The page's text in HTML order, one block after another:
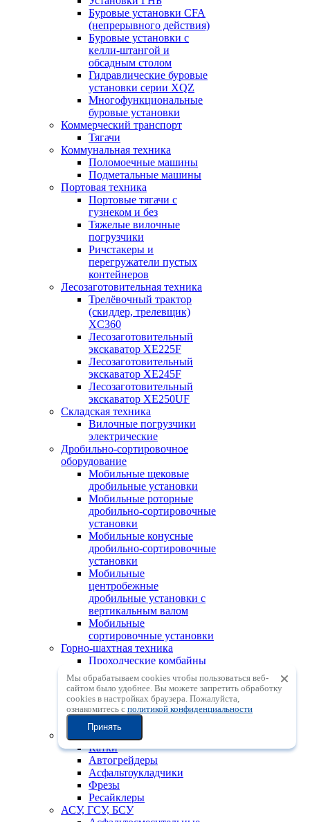
Буровые установки CFA
(непрерывного действия)
Буровые установки с
келли-штангой и
обсадным столом
Гидравлические буровые
установки серии XQZ
Многофункциональные
буровые установки
Коммерческий транспорт
Тягачи
Коммунальная техника
Поломоечные машины
Подметальные машины
Портовая техника
Портовые тягачи с
гузнеком и без
Тяжелые вилочные
погрузчики
Ричстакеры и
перегружатели пустых
контейнеров
Лесозаготовительная техника
Трелёвочный трактор
(скиддер, трелевщик)
XC360
Лесозаготовительный
экскаватор XE225F
Лесозаготовительный
экскаватор XE245F
Лесозаготовительный
экскаватор XE250UF
Складская техника
Вилочные погрузчики
электрические
Дробильно-сортировочное
оборудование
Мобильные щековые
дробильные установки
Мобильные роторные
дробильно-сортировочные
установки
Мобильные конусные
дробильно-сортировочные
установки
Мобильные
центробежные
дробильные установки с
вертикальным валом
Мобильные
сортировочные установки
Горно-шахтная техника
Проходческие комбайны
для угольных шахт
Тоннелепроходческие
комбайны
Установки для бурения с
поверхности с ПП (DTH)
Дорожно-строительная техника
Катки
Автогрейдеры
Асфальтоукладчики
Фрезы
Ресайклеры
АСУ, ГСУ, БСУ
Мы обрабатываем cookies чтобы пользоваться веб-
сайтом было удобнее. Вы можете запретить обработку
сookies в настройках браузера. Пожалуйста,
ознакомитесь с политикой конфиденциальности
Принять